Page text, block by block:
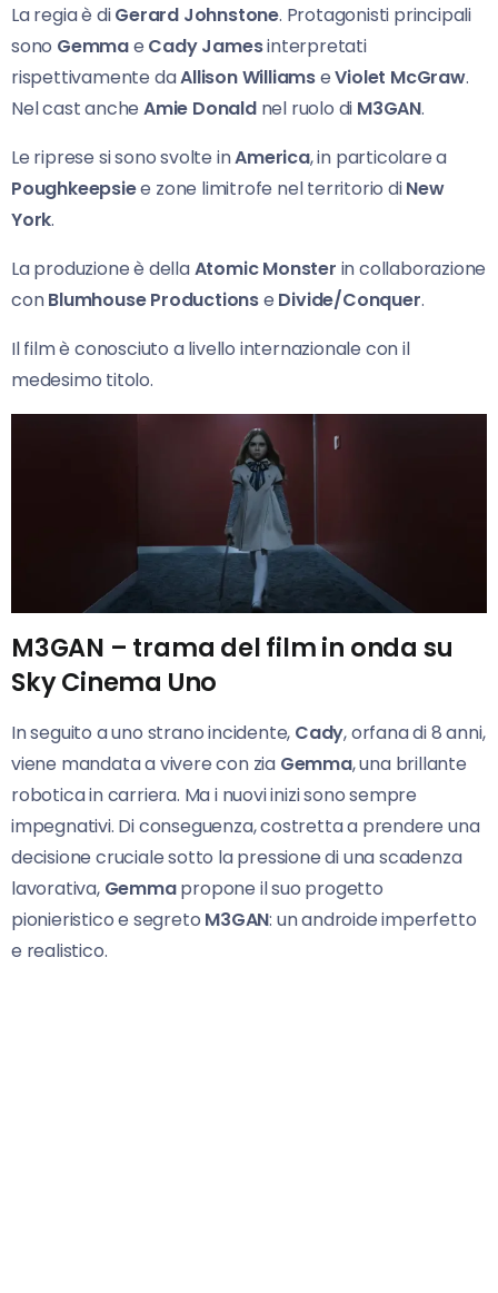
La regia è diGerard Johnstone. Protagonisti principali
sono Gemmae Cady Jamesinterpretati
rispettivamente daAllison WilliamseViolet McGraw.
Nel cast ancheAmie Donald nel ruolo di M3GAN.
Le riprese si sono svolte inAmerica, in particolare a
Poughkeepsiee zone limitrofe nel territorio diNew
York.
La produzione è dellaAtomic Monster in collaborazione
conBlumhouse Productionse Divide/Conquer.
Il film è conosciuto a livello internazionale con il
medesimo titolo.
M3GAN – trama del film in onda su
Sky Cinema Uno
In seguito a uno strano incidente, Cady, orfana di 8 anni,
viene mandata a vivere con zia Gemma, una brillante
robotica in carriera. Ma i nuovi inizi sono sempre
impegnativi. Di conseguenza, costretta a prendere una
decisione cruciale sotto la pressione di una scadenza
lavorativa, Gemmapropone il suo progetto
pionieristico e segreto M3GAN: un androide imperfetto
e realistico.